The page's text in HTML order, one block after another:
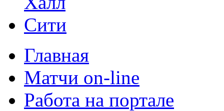
Главная
Матчи on-line
Работа на портале